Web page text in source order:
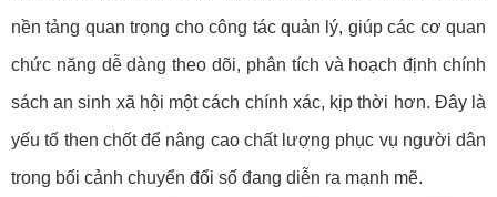
nền tảng quan trọng cho công tác quản lý, giúp các cơ quan
chức năng dễ dàng theo dõi, phân tích và hoạch định chính
sách an sinh xã hội một cách chính xác, kịp thời hơn. Đây là
yếu tố then chốt để nâng cao chất lượng phục vụ người dân
trong bối cảnh chuyển đổi số đang diễn ra mạnh mẽ.